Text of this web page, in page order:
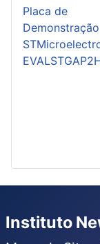
Placa de
Demonstração
Instituto